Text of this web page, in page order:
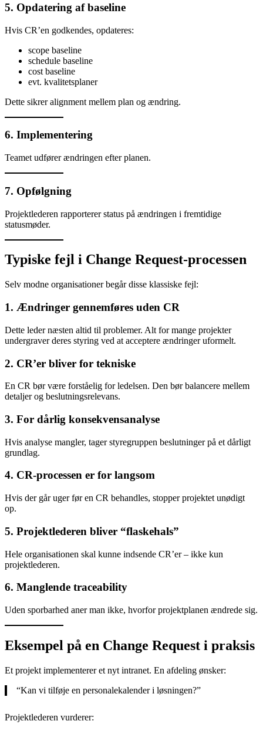
5. Opdatering af baseline
Hvis CR’en godkendes, opdateres:
scope baseline
schedule baseline
cost baseline
evt. kvalitetsplaner
Dette sikrer alignment mellem plan og ændring.
6. Implementering
Teamet udfører ændringen efter planen.
7. Opfølgning
Projektlederen rapporterer status på ændringen i fremtidige
statusmøder.
Typiske fejl i Change Request-processen
Selv modne organisationer begår disse klassiske fejl:
1. Ændringer gennemføres uden CR
Dette leder næsten altid til problemer. Alt for mange projekter
undergraver deres styring ved at acceptere ændringer uformelt.
2. CR’er bliver for tekniske
En CR bør være forståelig for ledelsen. Den bør balancere mellem
detaljer og beslutningsrelevans.
3. For dårlig konsekvensanalyse
Hvis analyse mangler, tager styregruppen beslutninger på et dårligt
grundlag.
4. CR-processen er for langsom
Hvis der går uger før en CR behandles, stopper projektet unødigt
op.
5. Projektlederen bliver “flaskehals”
Hele organisationen skal kunne indsende CR’er – ikke kun
projektlederen.
6. Manglende traceability
Uden sporbarhed aner man ikke, hvorfor projektplanen ændrede sig.
Eksempel på en Change Request i praksis
Et projekt implementerer et nyt intranet. En afdeling ønsker:
“Kan vi tilføje en personalekalender i løsningen?”
Projektlederen vurderer: